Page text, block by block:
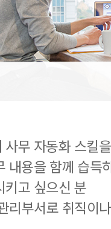
무 자동화 스킬
내용을 함께 습득
키고 싶으신 분
리부서로 취직이